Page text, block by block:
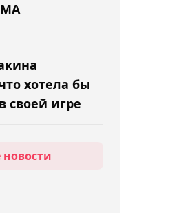
хотела бы
своей игре
новости